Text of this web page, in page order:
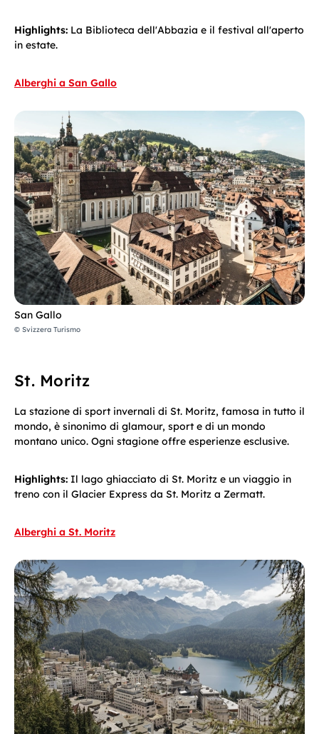
Highlights: La Biblioteca dell'Abbazia e il festival all'aperto
in estate.
Alberghi a San Gallo
San Gallo
© Svizzera Turismo
St. Moritz
La stazione di sport invernali di St. Moritz, famosa in tutto il
mondo, è sinonimo di glamour, sport e di un mondo
montano unico. Ogni stagione offre esperienze esclusive.
Highlights: Il lago ghiacciato di St. Moritz e un viaggio in
treno con il Glacier Express da St. Moritz a Zermatt.
Alberghi a St. Moritz